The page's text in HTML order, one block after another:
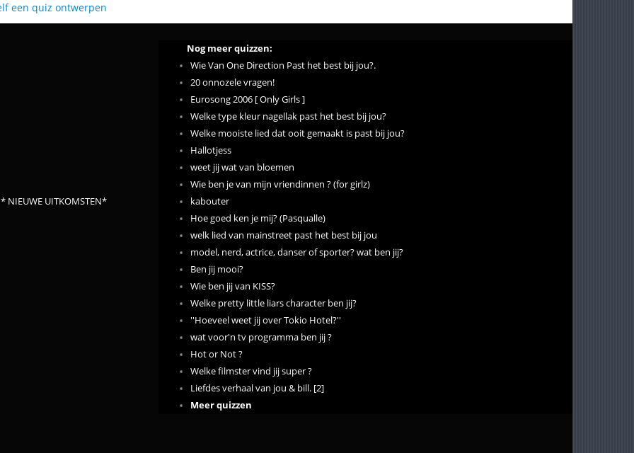
een quiz ontwerpen
NIEUWE UITKOMSTEN*
Nog meer quizzen:
Wie Van One Direction Past het best bij jou?.
20 onnozele vragen!
Eurosong 2006 [ Only Girls ]
Welke type kleur nagellak past het best bij jou?
Welke mooiste lied dat ooit gemaakt is past bij jou?
Hallotjess
weet jij wat van bloemen
Wie ben je van mijn vriendinnen ? (for girlz)
kabouter
Hoe goed ken je mij? (Pasqualle)
welk lied van mainstreet past het best bij jou
model, nerd, actrice, danser of sporter? wat ben jij?
Ben jij mooi?
Wie ben jij van KISS?
Welke pretty little liars character ben jij?
''Hoeveel weet jij over Tokio Hotel?''
wat voor'n tv programma ben jij ?
Hot or Not ?
Welke filmster vind jij super ?
Liefdes verhaal van jou & bill. [2]
Meer quizzen